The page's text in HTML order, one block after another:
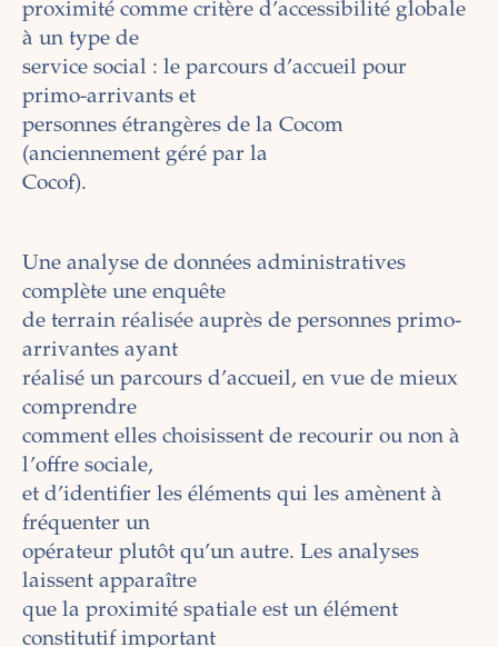
proximité comme critère d’accessibilité globale
à un type de
service social : le parcours d’accueil pour
primo-arrivants et
personnes étrangères de la Cocom
(anciennement géré par la
Cocof).
Une analyse de données administratives
complète une enquête
de terrain réalisée auprès de personnes primo-
arrivantes ayant
réalisé un parcours d’accueil, en vue de mieux
comprendre
comment elles choisissent de recourir ou non à
l’offre sociale,
et d’identifier les éléments qui les amènent à
fréquenter un
opérateur plutôt qu’un autre. Les analyses
laissent apparaître
que la proximité spatiale est un élément
constitutif important